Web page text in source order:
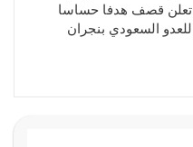
تعلن قصف هدفا حساسا
للعدو السعودي بنجران